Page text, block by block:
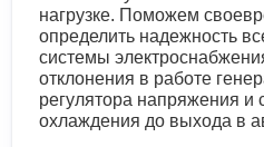
нагрузке. Поможем
определить надежность
системы
отклонения в работе
регулятора напряжения и
охлаждения до выхода в